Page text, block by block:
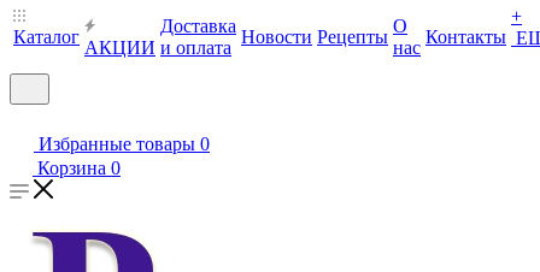
Каталог
АКЦИИ
Доставка
и оплата
Новости Рецепты
О
нас
Контакты
+
Избранные товары 0
Корзина 0